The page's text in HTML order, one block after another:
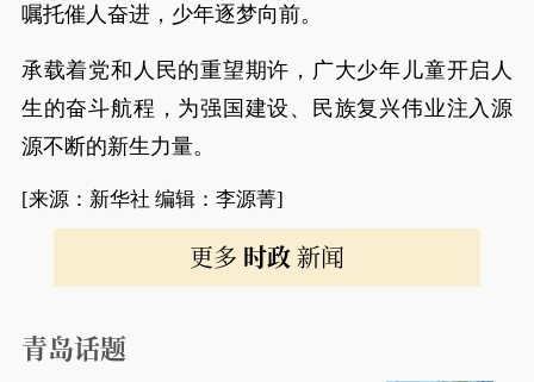
嘱托催人奋进，少年逐梦向前。
承载着党和人民的重望期许，广大少年儿童开启人
生的奋斗航程，为强国建设、民族复兴伟业注入源
源不断的新生力量。
[来源：新华社 编辑：李源菁]
更多 时政新闻
青岛话题